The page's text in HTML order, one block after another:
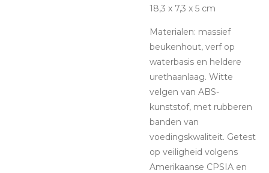
18,3 x 7,3 x 5 cm
Materialen: massief
beukenhout, verf op
waterbasis en heldere
urethaanlaag. Witte
velgen van ABS-
kunststof, met rubberen
banden van
voedingskwaliteit. Getest
op veiligheid volgens
Amerikaanse CPSIA en